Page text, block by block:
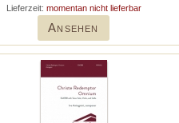
Lieferzeit: momentan nicht lieferbar
Ansehen